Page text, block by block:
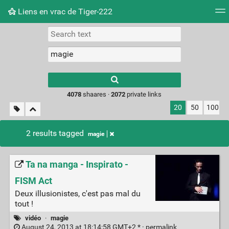
Liens en vrac de Tiger-222
Picture wall
results.
4078 shaares ·2072 private links
20 50 100
2 results tagged magie
Ta na manga - Inspirato -
FISM Act
Deux illusionistes, c'est pas mal du
tout !
vidéo · magie